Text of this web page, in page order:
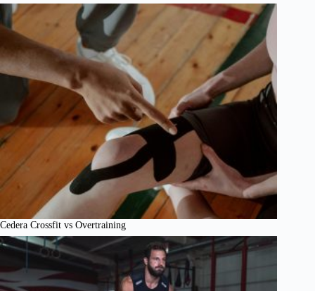
Cedera Crossfit vs Overtraining